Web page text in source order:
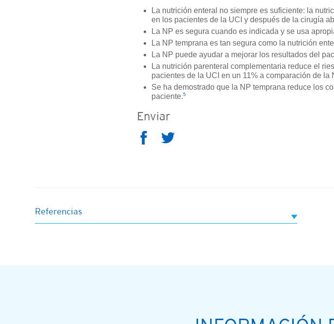
La nutrición enteral no siempre es suficiente: la
en los pacientes de la UCI y después de la cirugía
La NP es segura cuando es indicada y se usa
La NP temprana es tan segura como la nutrición
La NP puede ayudar a mejorar los resultados del
La nutrición parenteral complementaria reduce el
pacientes de la UCI en un 11% a comparación de la
Se ha demostrado que la NP temprana reduce los
paciente.5
Enviar
Referencias